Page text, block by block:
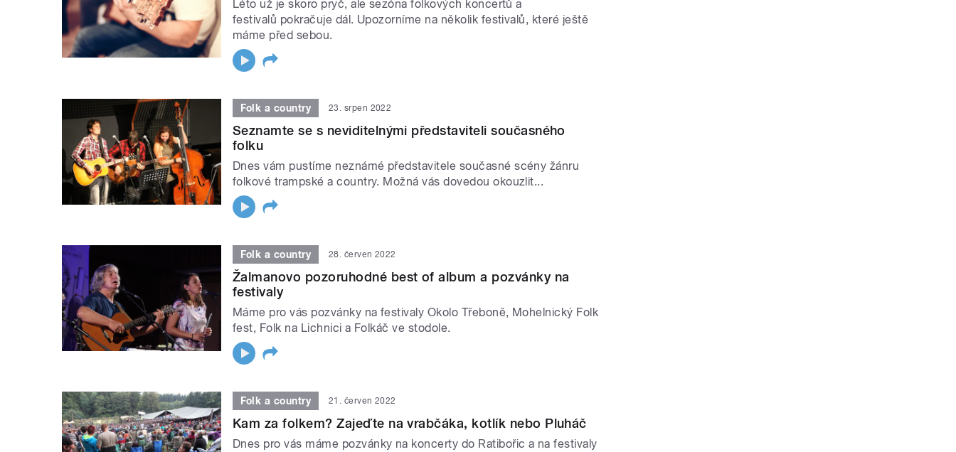
Léto už je skoro pryč, ale sezóna folkových koncertů a
festivalů pokračuje dál. Upozorníme na několik festivalů, které ještě
máme před sebou.
Folk a country 23. srpen 2022
Seznamte se s neviditelnými představiteli současného
folku
Dnes vám pustíme neznámé představitele současné scény žánru
folkové trampské a country. Možná vás dovedou okouzlit...
Folk a country 28. červen 2022
Žalmanovo pozoruhodné best of album a pozvánky na
festivaly
Máme pro vás pozvánky na festivaly Okolo Třeboně, Mohelnický Folk
fest, Folk na Lichnici a Folkáč ve stodole.
Folk a country 21. červen 2022
Kam za folkem? Zajeďte na vrabčáka, kotlík nebo Pluháč
Dnes pro vás máme pozvánky na koncerty do Ratibořic a na festivaly